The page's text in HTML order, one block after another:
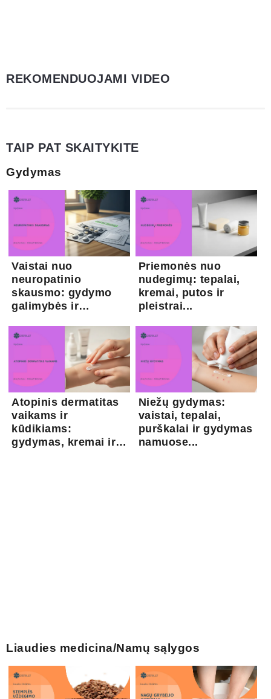
REKOMENDUOJAMI VIDEO
TAIP PAT SKAITYKITE
Gydymas
Vaistai nuo
neuropatinio
skausmo: gydymo
galimybės ir
Priemonės nuo
nudegimų: tepalai,
kremai, putos ir
pleistrai...
Atopinis dermatitas
vaikams ir
kūdikiams:
gydymas, kremai ir
Niežų gydymas:
vaistai, tepalai,
purškalai ir gydymas
namuose...
Liaudies medicina/Namų sąlygos